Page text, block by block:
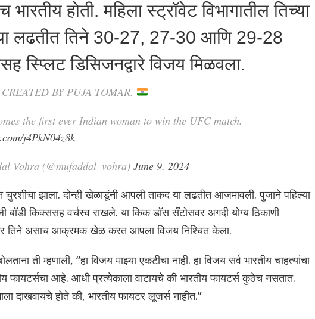
भारतीय होती. महिला स्ट्रॉवेट विभागातील तिच्या
लढतीत तिने 30-27, 27-30 आणि 29-28
स्प्लिट डिसिजनद्वारे विजय मिळवला.
BY PUJA TOMAR.
the first ever Indian woman to win the UFC match.
j4PkN04z8k
Vohra (@mufaddal_vohra) June 9, 2024
चुरशीचा झाला. दोन्ही खेळाडूंनी आपली ताकद या लढतीत आजमावली. पुजाने पहिल्या
बॉडी किक्ससह वर्चस्व राखले. या किक डॉस सँटोसवर अगदी योग्य ठिकाणी
तिने असाच आक्रमक खेळ करत आपला विजय निश्चित केला.
ती म्हणाली, “हा विजय माझ्या एकटीचा नाही. हा विजय सर्व भारतीय चाहत्यांचा
फायटर्सचा आहे. आधी प्रत्येकाला वाटायचे की भारतीय फायटर्स कुठेच नसतात.
दाखवायचे होते की, भारतीय फायटर लूजर्स नाहीत.”